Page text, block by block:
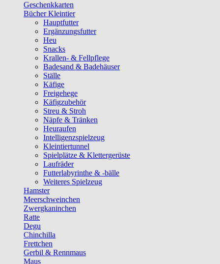
Geschenkkarten
Bücher Kleintier
Hauptfutter
Ergänzungsfutter
Heu
Snacks
Krallen- & Fellpflege
Badesand & Badehäuser
Ställe
Käfige
Freigehege
Käfigzubehör
Streu & Stroh
Näpfe & Tränken
Heuraufen
Intelligenzspielzeug
Kleintiertunnel
Spielplätze & Klettergerüste
Laufräder
Futterlabyrinthe & -bälle
Weiteres Spielzeug
Hamster
Meerschweinchen
Zwergkaninchen
Ratte
Degu
Chinchilla
Frettchen
Gerbil & Rennmaus
Maus